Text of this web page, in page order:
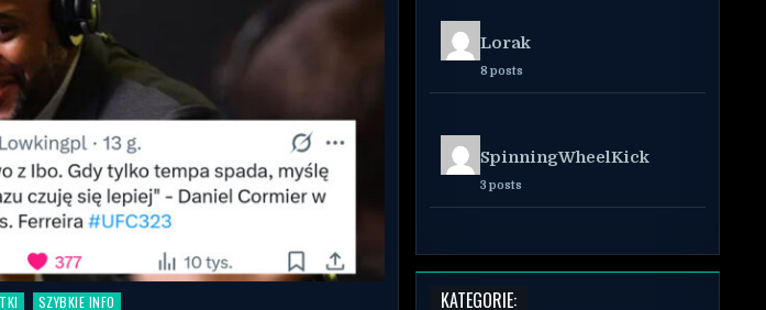
SZYBKIE INFO
Lorak
8 posts
SpinningWheelKick
3 posts
KATEGORIE: